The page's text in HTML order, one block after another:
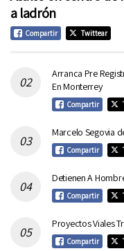
a ladrón
Compartir Twittear
Arranca Pre
En Monterrey
Compartir
Marcelo Segovia
Compartir
Detienen A
Compartir
Proyectos Viales
Compartir